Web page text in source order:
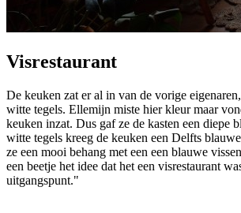
Visrestaurant
De keuken zat er al in van de vorige
witte tegels. Ellemijn miste hier kleur maar
keuken inzat. Dus gaf ze de kasten een diepe
witte tegels kreeg de keuken een Delfts
ze een mooi behang met een een blauwe
een beetje het idee dat het een visrestaurant
uitgangspunt."